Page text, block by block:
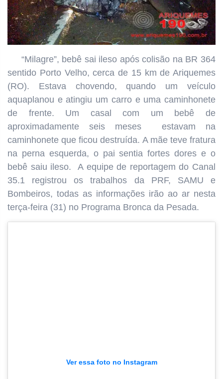
“Milagre”, bebê sai ileso após colisão na BR 364
sentido Porto Velho, cerca de 15 km de Ariquemes
(RO). Estava chovendo, quando um veículo
aquaplanou e atingiu um carro e uma caminhonete
de frente. Um casal com um bebê de
aproximadamente seis meses estavam na
caminhonete que ficou destruída. A mãe teve fratura
na perna esquerda, o pai sentia fortes dores e o
bebê saiu ileso. A equipe de reportagem do Canal
35.1 registrou os trabalhos da PRF, SAMU e
Bombeiros, todas as informações irão ao ar nesta
terça-feira (31) no Programa Bronca da Pesada.
Ver essa foto no Instagram